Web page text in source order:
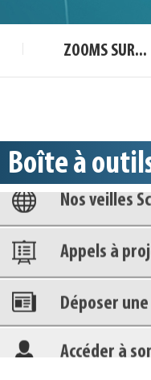
ZOOMS SUR...
Boîte à
Déposer
Accéder à
Nos veilles
Appels à
Déposer
Accéder à